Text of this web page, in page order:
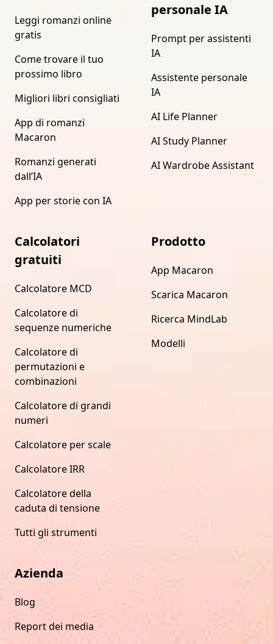
Leggi romanzi online
gratis
Come trovare il tuo
prossimo libro
Migliori libri consigliati
App di romanzi
Macaron
Romanzi generati
dall’IA
App per storie con IA
personale IA
Prompt per assistenti
IA
Assistente personale
IA
AI Life Planner
AI Study Planner
AI Wardrobe Assistant
Calcolatori
gratuiti
Calcolatore MCD
Calcolatore di
sequenze numeriche
Calcolatore di
permutazioni e
combinazioni
Calcolatore di grandi
numeri
Calcolatore per scale
Calcolatore IRR
Calcolatore della
caduta di tensione
Tutti gli strumenti
Prodotto
App Macaron
Scarica Macaron
Ricerca MindLab
Modelli
Azienda
Blog
Report dei media